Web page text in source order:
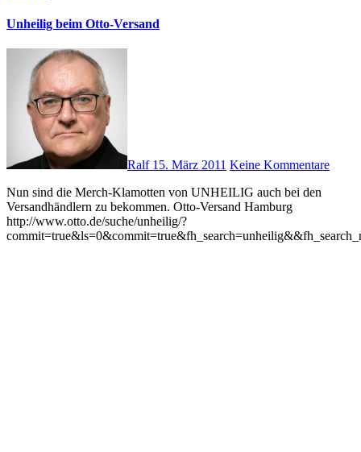
Unheilig beim Otto-Versand
Ralf 15. März 2011 Keine Kommentare
Nun sind die Merch-Klamotten von UNHEILIG auch bei den
Versandhändlern zu bekommen. Otto-Versand Hamburg
http://www.otto.de/suche/unheilig/?